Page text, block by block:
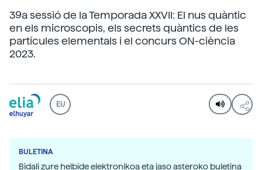
39a sessió de la Temporada XXVII: El nus quàntic
en els microscopis, els secrets quàntics de les
partícules elementals i el concurs ON-ciència
2023.
EU
BULETINA
Bidali zure helbide elektronikoa eta jaso asteroko buletina